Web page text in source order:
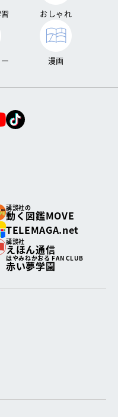
おしゃれ
漫画
講談社の
動く図鑑MOVE
TELEMAGA.net
講談社
えほん通信
はやみねかおる FAN CLUB
赤い夢学園